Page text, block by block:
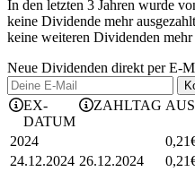
In den letzten 3 Jahren wurde
keine Dividende mehr
keine weiteren Dividenden
Neue Dividenden direkt per E-
EX-
DATUM
ZAHLTAG
2024 0,21
24.12.2024 26.12.2024 0,21